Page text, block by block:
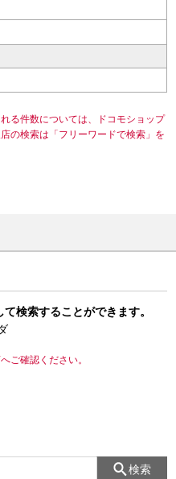
る件数については、ドコモショップ
の検索は「フリーワードで検索」を
検索することができます。
ご確認ください。
検索